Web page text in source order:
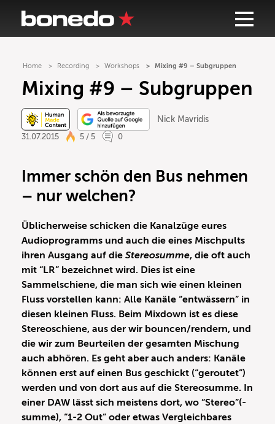
Home Recording Workshops Mixing #9 – Subgruppen
Mixing #9 – Subgruppen
Nick Mavridis
31.07.2015
5 / 5 0
Immer schön den Bus nehmen
– nur welchen?
Üblicherweise schicken die Kanalzüge eures
Audioprogramms und auch die eines Mischpults
ihren Ausgang auf die Stereosumme, die oft auch
mit “LR” bezeichnet wird. Dies ist eine
Sammelschiene, die man sich wie einen kleinen
Fluss vorstellen kann: Alle Kanäle “entwässern” in
diesen kleinen Fluss. Beim Mixdown ist es diese
Stereoschiene, aus der wir bouncen/rendern, und
die wir zum Beurteilen der gesamten Mischung
auch abhören. Es geht aber auch anders: Kanäle
können erst auf einen Bus geschickt (“geroutet”)
werden und von dort aus auf die Stereosumme. In
einer DAW lässt sich meistens dort, wo “Stereo”(-
summe), “1-2 Out” oder etwas Vergleichbares